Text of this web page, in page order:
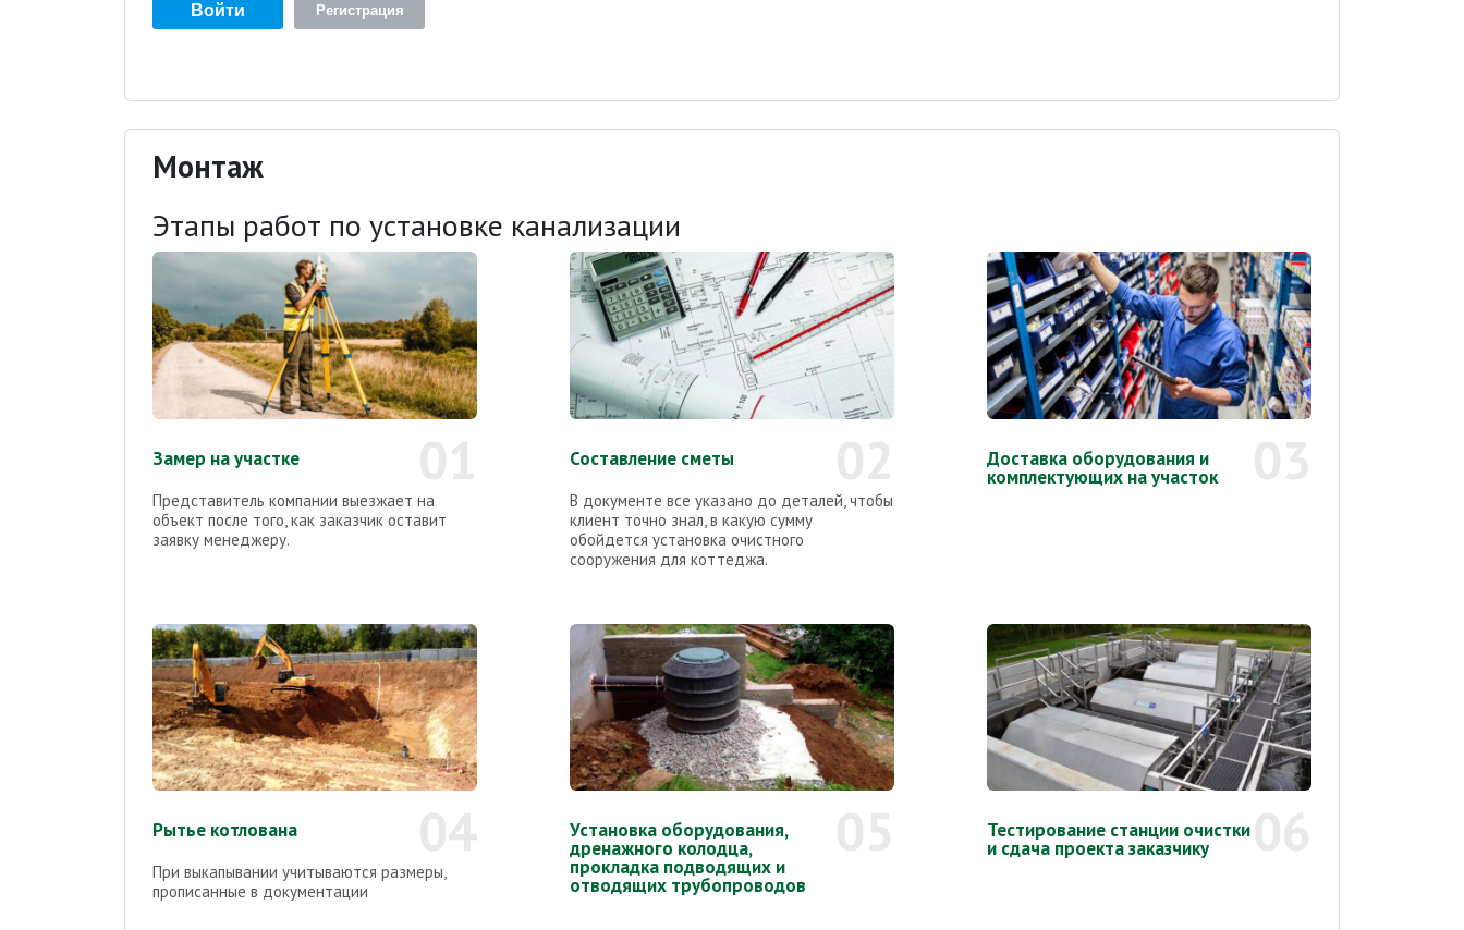
Войти Регистрация
Монтаж
Этапы работ по установке канализации
Замер на участке
Представитель компании выезжает на
объект после того, как заказчик оставит
заявку менеджеру.
Составление сметы
В документе все указано до деталей, чтобы
клиент точно знал, в какую сумму
обойдется установка очистного
сооружения для коттеджа.
Доставка оборудования и
комплектующих на участок
Рытье котлована
При выкапывании учитываются размеры,
прописанные в документации
Установка оборудования,
дренажного колодца,
прокладка подводящих и
отводящих трубопроводов
Тестирование станции очистки
и сдача проекта заказчику